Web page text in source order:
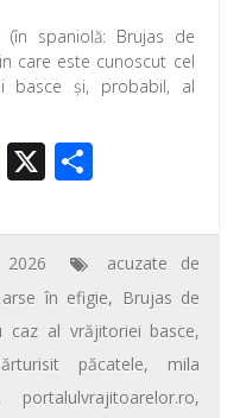
A
p
ar
ta
je
(în spaniolă: Brujas de
care este cunoscut cel
basce și, probabil, al
W
s
A
X
ta
je
az
ă
acuzate de
arse în efigie, Brujas de
caz al vrăjitoriei basce,
păcatele, mila
portalulvrajitoarelor.ro,